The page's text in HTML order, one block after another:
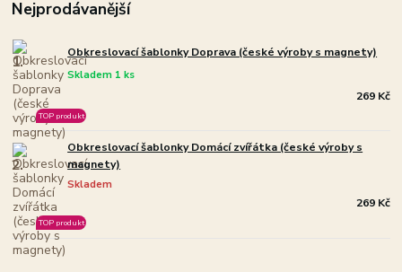
Nejprodávanější
1. Obkreslovací šablonky Doprava (české výroby s magnety)
Skladem 1 ks
TOP produkt
269 Kč
2.
Obkreslovací šablonky Domácí zvířátka (české výroby s
magnety)
Skladem
TOP produkt
269 Kč